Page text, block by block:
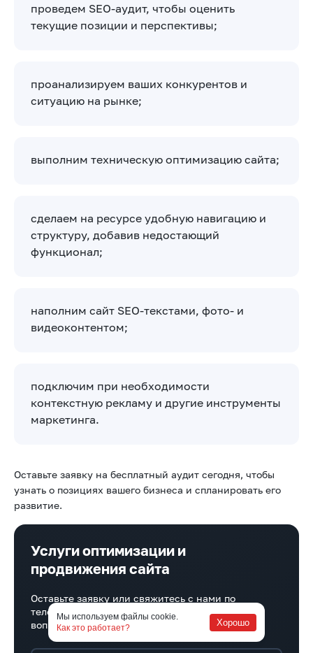
проведем SEO-аудит, чтобы оценить
текущие позиции и перспективы;
проанализируем ваших конкурентов и
ситуацию на рынке;
выполним техническую оптимизацию сайта;
сделаем на ресурсе удобную навигацию и
структуру, добавив недостающий
функционал;
наполним сайт SEO-текстами, фото- и
видеоконтентом;
подключим при необходимости
контекстную рекламу и другие инструменты
маркетинга.
Оставьте заявку на бесплатный аудит сегодня, чтобы
узнать о позициях вашего бизнеса и спланировать его
развитие.
Услуги оптимизации и
продвижения сайта
Оставьте заявку или свяжитесь с нами по
телефону и мы проконсультируем вас по всем
вопросам продвижения сайтов
Мы используем файлы cookie.
Как это работает?
Хорошо